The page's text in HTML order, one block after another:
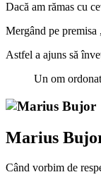
Dacă am rămas cu
Mergând pe premisa
Astfel a ajuns să
Un om
Marius
Când vorbim de